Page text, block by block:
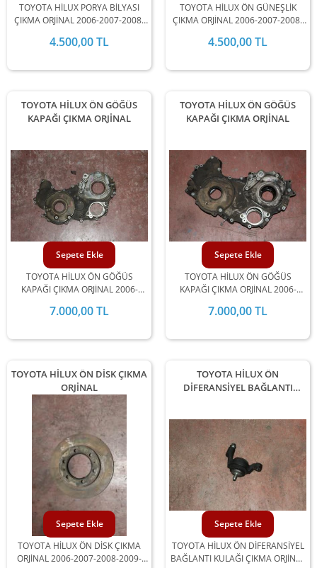
TOYOTA HİLUX PORYA BİLYASI
ÇIKMA ORJİNAL 2006-2007-2008-
ARALIĞINDA STOKLARIMIZDA
4.500,00 TL
TOYOTA HİLUX ÖN GÜNEŞLİK
ÇIKMA ORJİNAL 2006-2007-2008-
ARALIĞINDA STOKLARIMIZDA
4.500,00 TL
TOYOTA HİLUX ÖN GÖĞÜS
KAPAĞI ÇIKMA ORJİNAL
TOYOTA HİLUX ÖN GÖĞÜS
KAPAĞI ÇIKMA ORJİNAL 2006-
MODEL ARALIĞINDA
7.000,00 TL
Sepete Ekle
TOYOTA HİLUX ÖN GÖĞÜS
KAPAĞI ÇIKMA ORJİNAL
TOYOTA HİLUX ÖN GÖĞÜS
KAPAĞI ÇIKMA ORJİNAL 2006-
MODEL ARALIĞINDA
7.000,00 TL
Sepete Ekle
TOYOTA HİLUX ÖN DİSK ÇIKMA
ORJİNAL
TOYOTA HİLUX ÖN DİSK ÇIKMA
ORJİNAL 2006-2007-2008-2009-
Sepete Ekle
TOYOTA HİLUX ÖN
DİFERANSİYEL BAĞLANTI
TOYOTA HİLUX ÖN DİFERANSİYEL
BAĞLANTI KULAĞI ÇIKMA ORJİNAL
Sepete Ekle